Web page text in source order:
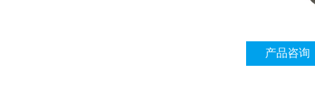
产品咨询